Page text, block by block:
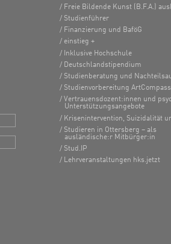
Freie Bildende Kunst (B.F.A.)
Studienführer
Finanzierung und BaföG
einstieg +
Inklusive Hochschule
Deutschlandstipendium
Studienberatung und
Studienvorbereitung ArtCompass
Vertrauensdozent:innen und
Unterstützungsangebote
Krisenintervention, Suizidalität
Studieren in Ottersberg – als
ausländische:r Mitbürger:in
Stud.IP
Lehrveranstaltungen hks.jetzt